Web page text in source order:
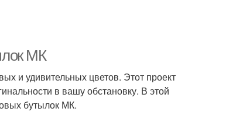
МК
и удивительных цветов. Этот проект
в вашу обстановку. В этой
бутылок МК.